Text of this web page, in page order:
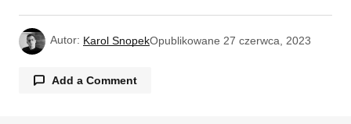
Autor: Karol SnopekOpublikowane 27 czerwca, 2023
Add a Comment